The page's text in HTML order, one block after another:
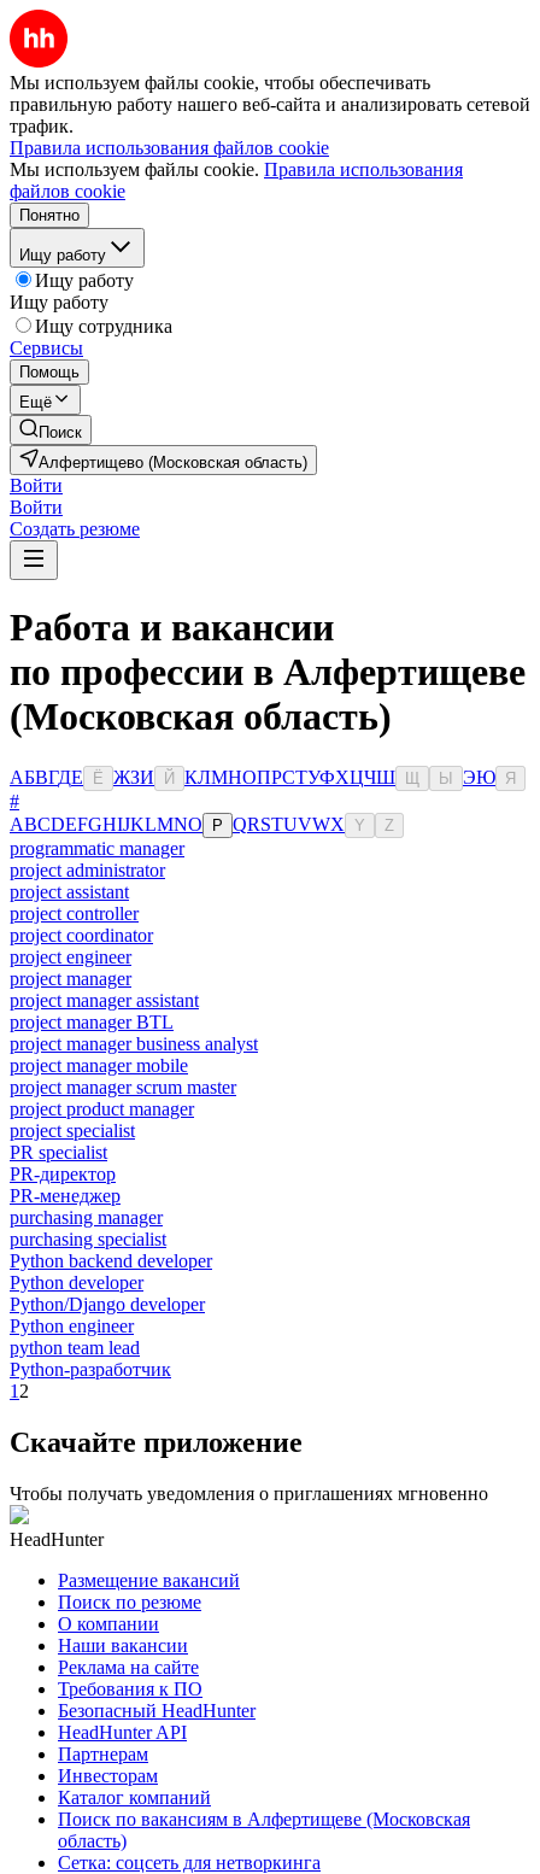
Мы используем файлы cookie, чтобы обеспечивать
правильную работу нашего веб-сайта и анализировать сетевой
трафик.
Правила использования файлов cookie
Мы используем файлы cookie. Правила использования
файлов cookie
Понятно
Ищу работу
Ищу работу
Ищу работу
Ищу сотрудника
Сервисы
Помощь
Ещё
Поиск
Алфертищево (Московская область)
Войти
Войти
Создать резюме
Работа и вакансии
по профессии в Алфертищеве
(Московская область)
АБВГДЕ Ё ЖЗИ Й КЛМНОПРСТУФХЦЧШ Ы ЭЮ Я
#
ABCDEFGHIJKLMNO P QRSTUVWX Y Z
programmatic manager
project administrator
project assistant
project controller
project coordinator
project engineer
project manager
project manager assistant
project manager BTL
project manager business analyst
project manager mobile
project manager scrum master
project product manager
project specialist
PR specialist
PR-директор
PR-менеджер
purchasing manager
purchasing specialist
Python backend developer
Python developer
Python/Django developer
Python engineer
python team lead
Python-разработчик
1 2
Скачайте приложение
Чтобы получать уведомления о приглашениях мгновенно
HeadHunter
Размещение вакансий
Поиск по резюме
О компании
Наши вакансии
Реклама на сайте
Требования к ПО
Безопасный HeadHunter
HeadHunter API
Партнерам
Инвесторам
Каталог компаний
Поиск по вакансиям в Алфертищеве (Московская
область)
Сетка: соцсеть для нетворкинга